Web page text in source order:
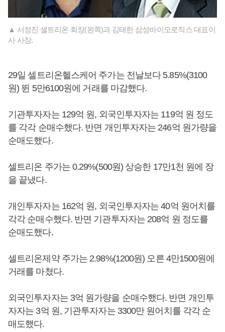
▲ 서정진 셀트리온 회장(왼쪽)과 김태한 삼성바이오로직스 대표이
사 사장.
29일 셀트리온헬스케어 주가는 전날보다 5.85%(3100
원) 뛴 5만6100원에 거래를 마감했다.
기관투자자는 129억 원, 외국인투자자는 119억 원 정도
를 각각 순매수했다. 반면 개인투자자는 246억 원가량을
순매도했다.
셀트리온 주가는 0.29%(500원) 상승한 17만1천 원에 장
을 끝냈다.
개인투자자는 162억 원, 외국인투자자는 40억 원어치를
각각 순매수했다. 반면 기관투자자는 208억 원 정도를
순매도했다.
셀트리온제약 주가는 2.98%(1200원) 오른 4만1500원에
거래를 마쳤다.
외국인투자자는 3억 원가량을 순매수했다. 반면 개인투
자자는 3억 원, 기관투자자는 3300만 원어치를 각각 순
매도했다.